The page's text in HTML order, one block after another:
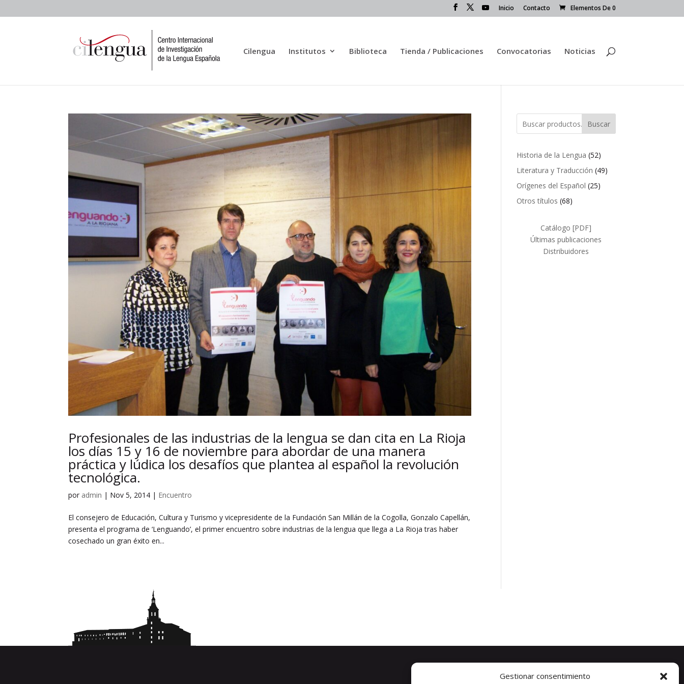
Gestionar consentimiento
Inicio Contacto Elementos De 0
Cilengua Institutos Biblioteca Tienda / Publicaciones Convocatorias Noticias
Profesionales de las industrias de la lengua se dan cita en La Rioja
los días 15 y 16 de noviembre para abordar de una manera
práctica y lúdica los desafíos que plantea al español la revolución
tecnológica.
por admin | Nov 5, 2014 | Encuentro
El consejero de Educación, Cultura y Turismo y vicepresidente de la Fundación San Millán de la Cogolla, Gonzalo Capellán,
presenta el programa de ‘Lenguando’, el primer encuentro sobre industrias de la lengua que llega a La Rioja tras haber
cosechado un gran éxito en...
Buscar
Historia de la Lengua 5252
productos
Literatura y Traducción 4949
Orígenes del Español 2525
Otros títulos 6868
Catálogo [PDF]
Últimas publicaciones
Distribuidores